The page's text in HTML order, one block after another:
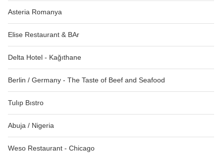
Asteria Romanya
Elise Restaurant & BAr
Delta Hotel - Kağıthane
Berlin / Germany - The Taste of Beef and Seafood
Tulıp Bıstro
Abuja / Nigeria
Weso Restaurant - Chicago